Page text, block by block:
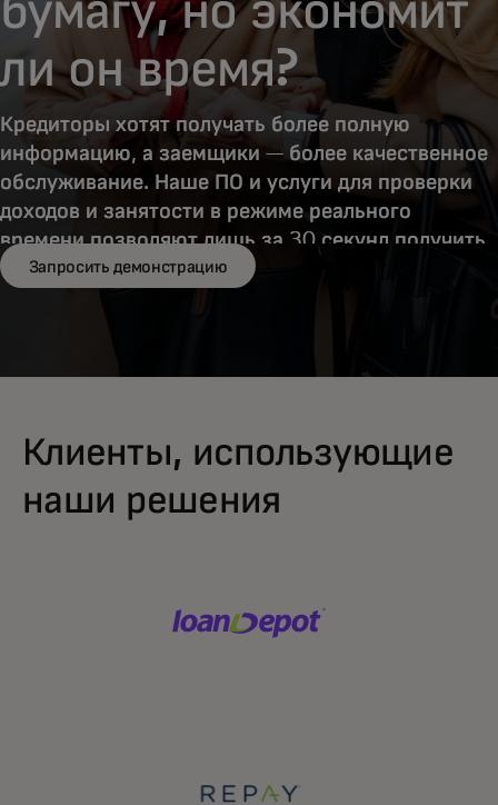
бумагу, но экономит
ли он время?
Кредиторы хотят получать более полную
информацию, а заемщики — более качественное
обслуживание. Наше ПО и услуги для проверки
доходов и занятости в режиме реального
времени позволяют лишь за 30 секунд получить
точную информацию о заработках за 24 месяца.
Запросить демонстрацию
Клиенты, использующие
наши решения